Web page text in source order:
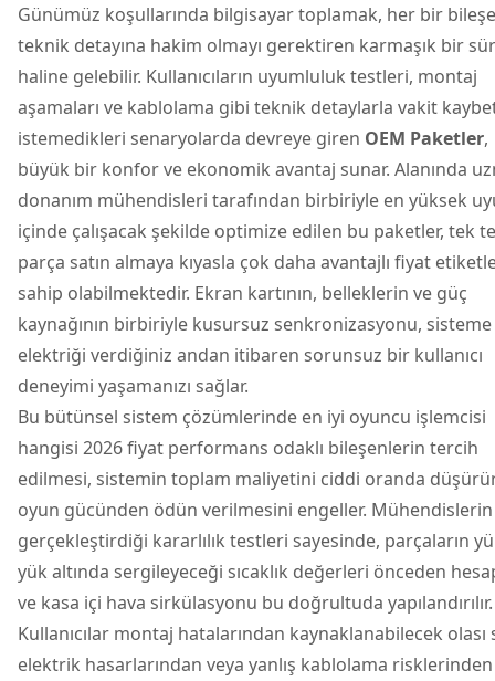
Günümüz koşullarında bilgisayar toplamak, her bir
teknik detayına hakim olmayı gerektiren karmaşık bir
haline gelebilir. Kullanıcıların uyumluluk testleri, montaj
aşamaları ve kablolama gibi teknik detaylarla vakit
istemedikleri senaryolarda devreye giren OEM Paketler,
büyük bir konfor ve ekonomik avantaj sunar. Alanında
donanım mühendisleri tarafından birbiriyle en yüksek
içinde çalışacak şekilde optimize edilen bu paketler, tek
parça satın almaya kıyasla çok daha avantajlı fiyat
sahip olabilmektedir. Ekran kartının, belleklerin ve güç
kaynağının birbiriyle kusursuz senkronizasyonu,
elektriği verdiğiniz andan itibaren sorunsuz bir kullanıcı
deneyimi yaşamanızı sağlar.
Bu bütünsel sistem çözümlerinde en iyi oyuncu işlemcisi
hangisi 2026 fiyat performans odaklı bileşenlerin tercih
edilmesi, sistemin toplam maliyetini ciddi oranda
oyun gücünden ödün verilmesini engeller. Mühendislerin
gerçekleştirdiği kararlılık testleri sayesinde, parçaların
yük altında sergileyeceği sıcaklık değerleri önceden
ve kasa içi hava sirkülasyonu bu doğrultuda yapılandırılır.
Kullanıcılar montaj hatalarından kaynaklanabilecek olası
elektrik hasarlarından veya yanlış kablolama